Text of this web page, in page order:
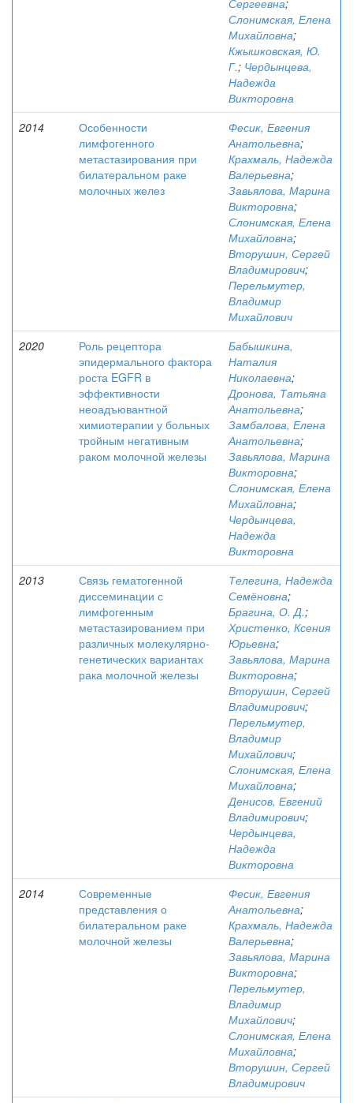
Сергеевна;
Слонимская, Елена
Михайловна;
Кжышковская, Ю.
Г.; Чердынцева,
Надежда
Викторовна
2014
Особенности
лимфогенного
метастазирования при
билатеральном раке
молочных желез
Фесик, Евгения
Анатольевна;
Крахмаль, Надежда
Валерьевна;
Завьялова, Марина
Викторовна;
Слонимская, Елена
Михайловна;
Вторушин, Сергей
Владимирович;
Перельмутер,
Владимир
Михайлович
2020
Роль рецептора
эпидермального фактора
роста EGFR в
эффективности
неоадъювантной
химиотерапии у больных
тройным негативным
раком молочной железы
Бабышкина,
Наталия
Николаевна;
Дронова, Татьяна
Анатольевна;
Замбалова, Елена
Анатольевна;
Завьялова, Марина
Викторовна;
Слонимская, Елена
Михайловна;
Чердынцева,
Надежда
Викторовна
2013
Связь гематогенной
диссеминации с
лимфогенным
метастазированием при
различных молекулярно-
генетических вариантах
рака молочной железы
Телегина, Надежда
Семёновна;
Брагина, О. Д.;
Христенко, Ксения
Юрьевна;
Завьялова, Марина
Викторовна;
Вторушин, Сергей
Владимирович;
Перельмутер,
Владимир
Михайлович;
Слонимская, Елена
Михайловна;
Денисов, Евгений
Владимирович;
Чердынцева,
Надежда
Викторовна
2014
Современные
представления о
билатеральном раке
молочной железы
Фесик, Евгения
Анатольевна;
Крахмаль, Надежда
Валерьевна;
Завьялова, Марина
Викторовна;
Перельмутер,
Владимир
Михайлович;
Слонимская, Елена
Михайловна;
Вторушин, Сергей
Владимирович